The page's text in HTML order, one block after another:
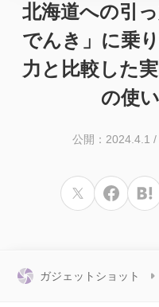
北海道への引
でんき」に乗
力と比較した
の使
公開：2024.4.1 /
ガジェットショット